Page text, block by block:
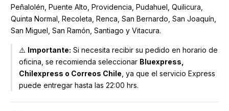
Peñalolén, Puente Alto, Providencia, Pudahuel, Quilicura,
Quinta Normal, Recoleta, Renca, San Bernardo, San Joaquín,
San Miguel, San Ramón, Santiago y Vitacura.
⚠️ Importante: Si necesita recibir su pedido en horario de
oficina, se recomienda seleccionar Bluexpress,
Chilexpress o Correos Chile , ya que el servicio Express
puede entregar hasta las 22:00 hrs.